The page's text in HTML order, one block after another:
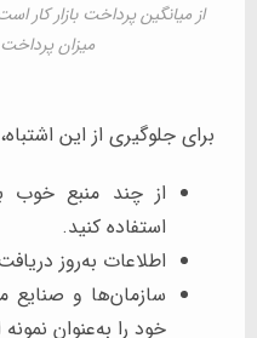
از میانگین پرداخت بازار کار
میزان پرداخت
برای جلوگیری از این
از چند منبع خوب
استفاده کنید.
اطلاعات به‌روز
سازمان‌ها و
خود را به‌عنوان